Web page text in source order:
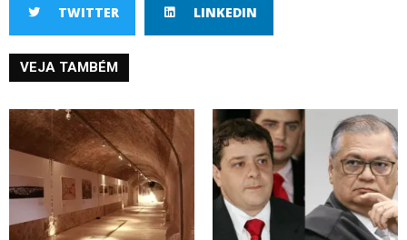
TWITTER LINKEDIN
VEJA TAMBÉM